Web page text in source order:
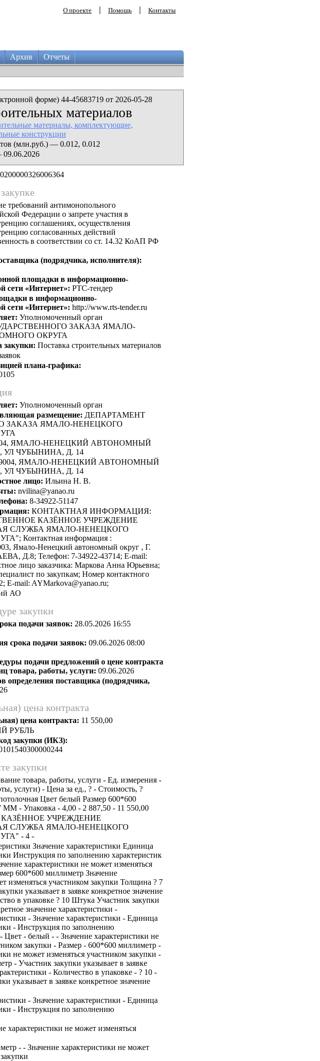
О проекте Помощь Контакты
Архив Отчеты
форме) 44-45683719 от 2026-05-28
материалов
материалы, комплектующие,
конструкции
(млн.руб.) — 0.012, 0.012
09.06.2026
требований антимонопольного
Федерации о запрете участия в
соглашениях, осуществления
согласованных действий
в соответствии со ст. 14.32 КоАП РФ
(подрядчика, исполнителя):
площадки в информационно-
сети «Интернет»: РТС-тендер
в информационно-
сети «Интернет»: http://www.rts-tender.ru
Уполномоченный орган
ЗАКАЗА ЯМАЛО-
ОКРУГА
закупки: Поставка строительных материалов
плана-графика:
Уполномоченный орган
размещение: ДЕПАРТАМЕНТ
ЗАКАЗА ЯМАЛО-НЕНЕЦКОГО
ЯМАЛО-НЕНЕЦКИЙ АВТОНОМНЫЙ
УЛ ЧУБЫНИНА, Д. 14
ЯМАЛО-НЕНЕЦКИЙ АВТОНОМНЫЙ
УЛ ЧУБЫНИНА, Д. 14
лицо: Ильина Н. В.
nvilina@yanao.ru
8-34922-51147
КОНТАКТНАЯ ИНФОРМАЦИЯ:
КАЗЁННОЕ УЧРЕЖДЕНИЕ
СЛУЖБА ЯМАЛО-НЕНЕЦКОГО
Контактная информация :
Ямало-Ненецкий автономный округ , Г.
Д.8; Телефон: 7-34922-43714; E-mail:
лицо заказчика: Маркова Анна Юрьевна;
по закупкам; Номер контактного
E-mail: AYMarkova@yanao.ru;
АО
закупки
подачи заявок: 28.05.2026 16:55
срока подачи заявок: 09.06.2026 08:00
подачи предложений о цене контракта
товара, работы, услуги: 09.06.2026
определения поставщика (подрядчика,
цена контракта
цена контракта: 11 550,00
РУБЛЬ
закупки (ИКЗ):
закупки
товара, работы, услуги - Ед. измерения -
услуги) - Цена за ед., ? - Стоимость, ?
Цвет белый Размер 600*600
- Упаковка - 4,00 - 2 887,50 - 11 550,00
УЧРЕЖДЕНИЕ
СЛУЖБА ЯМАЛО-НЕНЕЦКОГО
- 4 -
Значение характеристики Единица
Инструкция по заполнению характеристик
характеристики не может изменяться
600*600 миллиметр Значение
изменяться участником закупки Толщина ? 7
указывает в заявке конкретное значение
в упаковке ? 10 Штука Участник закупки
значение характеристики -
- Значение характеристики - Единица
- Инструкция по заполнению
Цвет - белый - - Значение характеристики не
закупки - Размер - 600*600 миллиметр -
не может изменяться участником закупки -
- Участник закупки указывает в заявке
- Количество в упаковке - ? 10 -
указывает в заявке конкретное значение
- Значение характеристики - Единица
- Инструкция по заполнению
характеристики не может изменяться
- - Значение характеристики не может